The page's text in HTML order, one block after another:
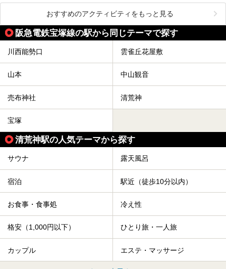
おすすめのアクティビティをもっと見る
阪急電鉄宝塚線の駅から同じテーマで探す
川西能勢口 雲雀丘花屋敷
山本 中山観音
売布神社 清荒神
宝塚
清荒神駅の人気テーマから探す
サウナ 露天風呂
宿泊 駅近（徒歩10分以内）
お食事・食事処 冷え性
格安（1,000円以下） ひとり旅・一人旅
カップル エステ・マッサージ